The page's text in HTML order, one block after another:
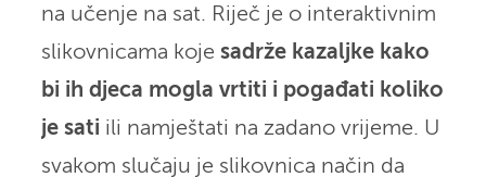
na učenje na sat. Riječ je o interaktivnim
slikovnicama koje sadrže kazaljke kako
bi ih djeca mogla vrtiti i pogađati koliko
je sati ili namještati na zadano vrijeme. U
svakom slučaju je slikovnica način da